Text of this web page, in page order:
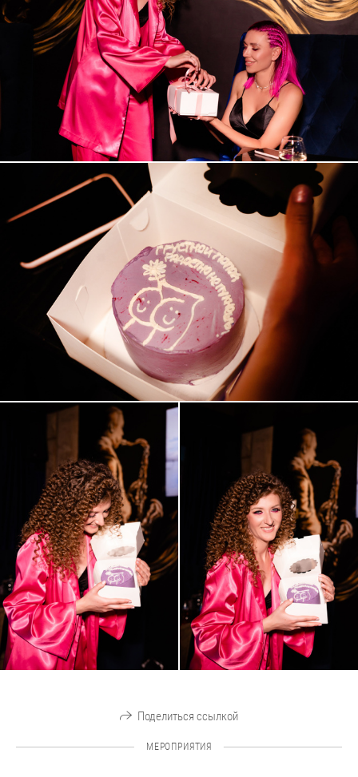
Поделиться ссылкой
МЕРОПРИЯТИЯ